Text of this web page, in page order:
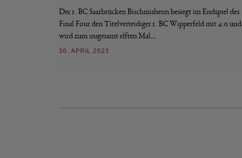
Der 1. BC Saarbrücken Bischmisheim besiegt im Endspiel des
Final Four den Titelverteidiger 1. BC Wipperfeld mit 4:0 und
wird zum insgesamt elften Mal…
30. APRIL 2023